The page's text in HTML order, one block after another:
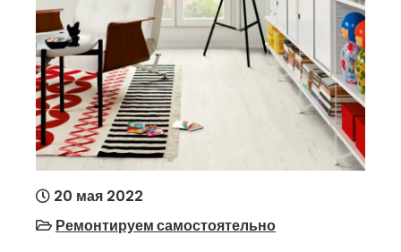
20 мая 2022
Ремонтируем самостоятельно